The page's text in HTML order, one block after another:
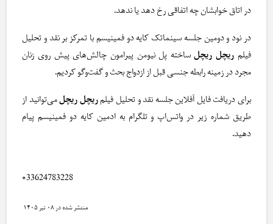
در اتاق خوابشان چه اتفاقی رخ دهد یا ندهد.
در نود و دومین جلسه سینماتک کایه دو فمینیسم با تمرکز بر نقد و تحلیل
فیلم ریچل ریچلساخته پل نیومن پیرامون چالش‌های پیش روی زنان
مجرد در زمینه رابطه جنسی قبل از ازدواج بحث و گفت‌وگو کردیم.
برای دریافت فایل آفلاین جلسه نقد و تحلیل فیلمریچل ریچلمی‌توانید از
طریق شماره زیر در واتس‌اپ و تلگرام به ادمین کایه دو فمینیسم پیام
دهید.
+33624783228
۰۸ تیر ۱۴۰۵